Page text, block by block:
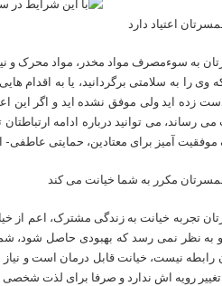
به سوءمصرف مواد مخدر، مواد محرک و
وی را به سلامتی برگردانید، یا به اقدام
زده اید ولی موفق نشده اید و اگر این
رساند، می توانید درباره ادامه
موفقیت آمیز برای معتادین، حمایتی
تجربه خیانت به زندگی مشترک، اعم از
نظر نمی رسد که بهبودی حاصل شود، شما
نیست، خیانت قابل درمان است و
تغییر رویه اش ندارد و صرفا برای لذت شخصی